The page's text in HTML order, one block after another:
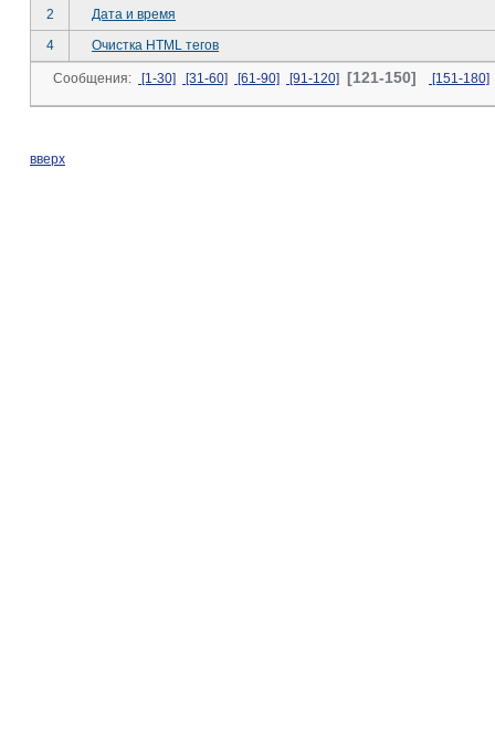
2
Дата и время
4
Очистка HTML тегов
Сообщения: [1-30] [31-60] [61-90] [91-120] [121-150] [151-180]
вверх